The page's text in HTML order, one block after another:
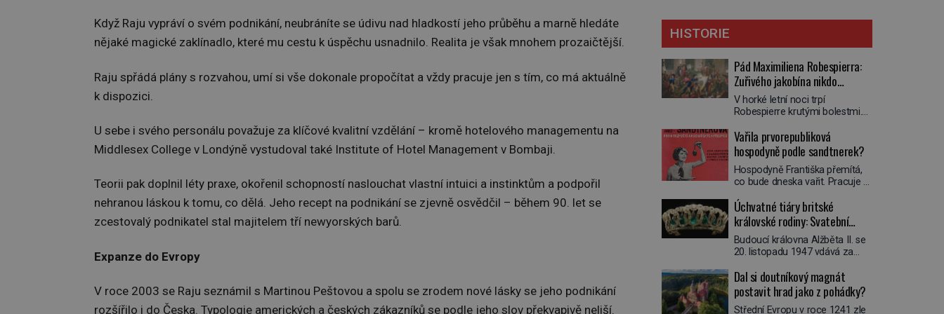
Když Raju vypráví o svém podnikání, neubráníte se údivu nad hladkostí jeho průběhu a marně hledáte
nějaké magické zaklínadlo, které mu cestu k úspěchu usnadnilo. Realita je však mnohem prozaičtější.
Raju spřádá plány s rozvahou, umí si vše dokonale propočítat a vždy pracuje jen s tím, co má aktuálně
k dispozici.
U sebe i svého personálu považuje za klíčové kvalitní vzdělání – kromě hotelového managementu na
Middlesex College v Londýně vystudoval také Institute of Hotel Management v Bombaji.
Teorii pak doplnil léty praxe, okořenil schopností naslouchat vlastní intuici a instinktům a podpořil
nehranou láskou k tomu, co dělá. Jeho recept na podnikání se zjevně osvědčil – během 90. let se
zcestovalý podnikatel stal majitelem tří newyorských barů.
Expanze do Evropy
V roce 2003 se Raju seznámil s Martinou Peštovou a spolu se zrodem nové lásky se jeho podnikání
rozšířilo i do Česka. Typologie amerických a českých zákazníků se podle jeho slov překvapivě neliší.
HISTORIE
Pád Maximiliena Robespierra:
Zuřivého jakobína nikdo
nelitoval?
V horké letní noci trpí
Robespierre krutými bolestmi.
víří kolotoč myšlenek. Když se
probere z mdlob, vzpomene si
na jednu z pařížských
jasnovidek, kterou před lety
navštívil. Prorokovala mu
vysmál. „Robespierre to
dotáhne hodně daleko,“
prohlásil o něm jiný významný
francouzský revolucionář,
Honoré de Mirabeau […]
Vařila prvorepubliková
hospodyně podle sandtnerek?
Hospodyně Františka přemítá,
co bude dneska vařit. Pracuje v
mlsný jazýček. Zalistuje proto
rychle v jedné ze „sandtnerek“.
„Zaplaťpánbůh, že už
nemusíme chodit s lístky,“
povzdechne si směrem ke
ruce. Ještě v prvních letech
nové republiky fungoval kvůli
nedostatku zboží přídělový
Úchvatné tiáry britské
královské rodiny: Svatební
klenot Alžbětě II. praskl
Budoucí královna Alžběta II. se
20. listopadu 1947 vdává za
Mountbattena. Aby měla na
obřad ve Westminsteru podle
tradice „něco vypůjčeného“, její
Dal si doutníkový magnát
postavit hrad jako z pohádky?
Střední Evropu v roce 1241 zle